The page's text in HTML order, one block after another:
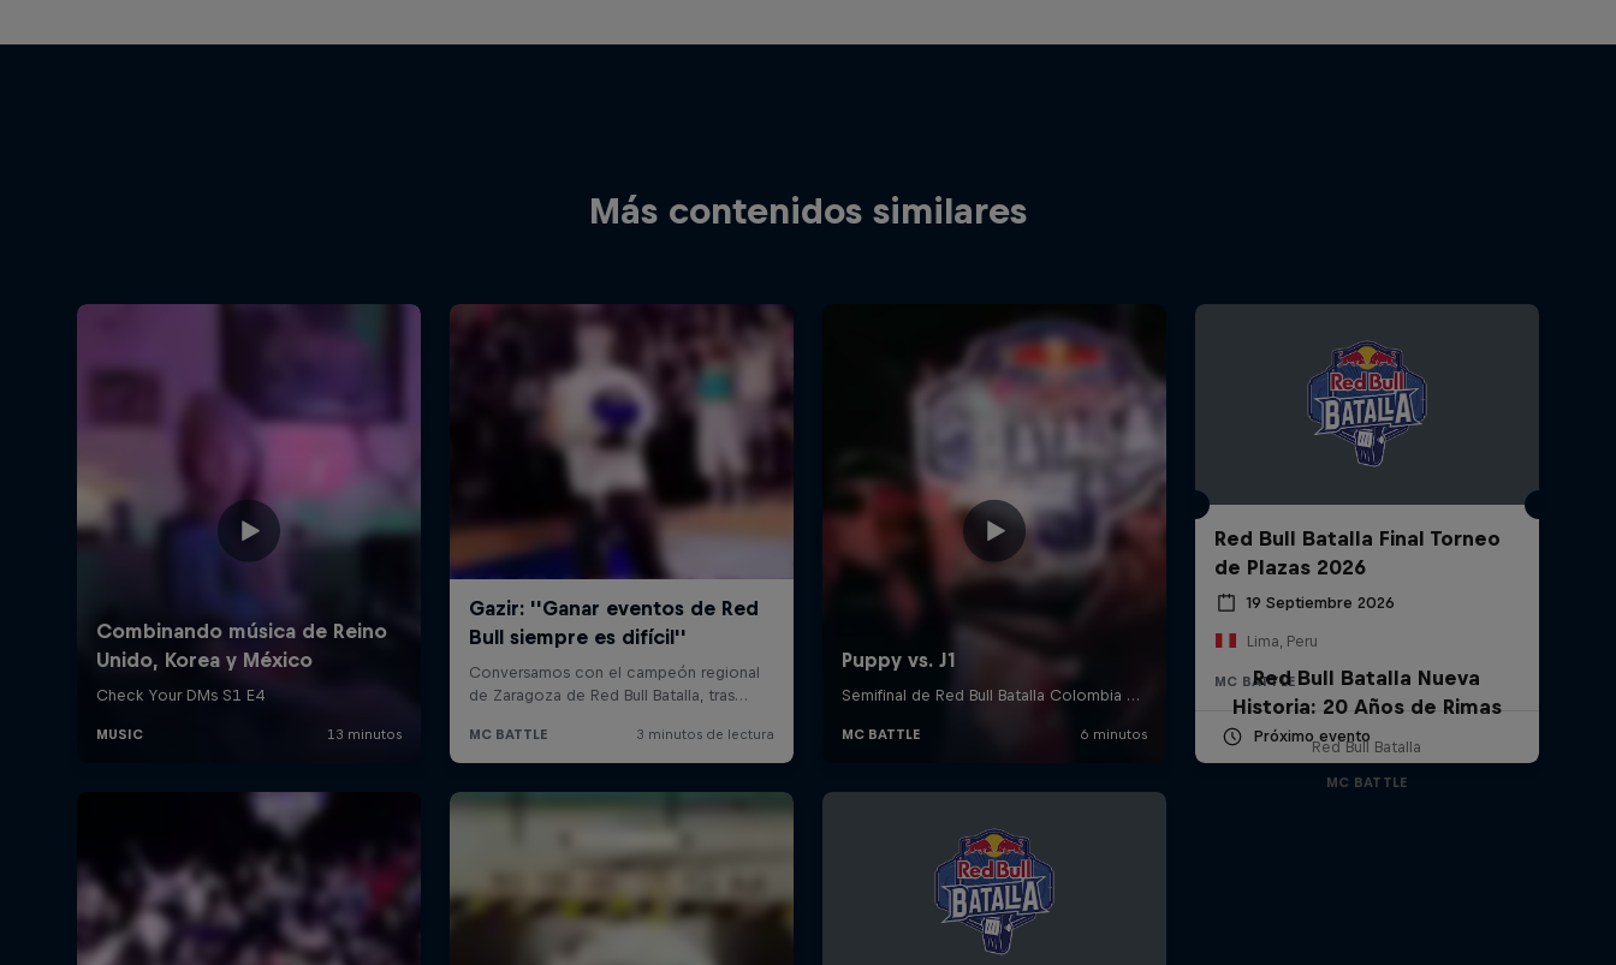
Más contenidos similares
Red Bull Batalla Final Torneo
de Plazas 2026
19 Septiembre 2026
Lima, Peru
MC BATTLE
Próximo evento
Red Bull Batalla Nueva
Historia: 20 Años de Rimas
Red Bull Batalla
MC BATTLE